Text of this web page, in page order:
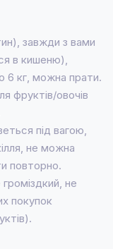
завжди з вами
в кишеню),
6 кг, можна прати.
фруктів/овочів
під вагою,
не можна
повторно.
не
покупок